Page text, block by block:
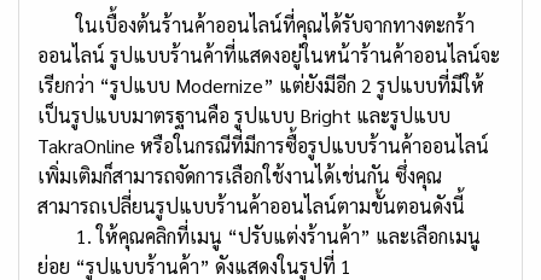
ในเบื้องต้นร้านค้าออนไลน์ที่คุณได้รับจากทางตะกร้า
ออนไลน์ รูปแบบร้านค้าที่แสดงอยู่ในหน้าร้านค้าออนไลน์จะ
เรียกว่า “รูปแบบ Modernize” แต่ยังมีอีก 2 รูปแบบที่มีให้
เป็นรูปแบบมาตรฐานคือ รูปแบบ Bright และรูปแบบ
TakraOnline หรือในกรณีที่มีการซื้อรูปแบบร้านค้าออนไลน์
เพิ่มเติมก็สามารถจัดการเลือกใช้งานได้เช่นกัน ซึ่งคุณ
สามารถเปลี่ยนรูปแบบร้านค้าออนไลน์ตามขั้นตอนดังนี้
1. ให้คุณคลิกที่เมนู “ปรับแต่งร้านค้า” และเลือกเมนู
ย่อย “รูปแบบร้านค้า” ดังแสดงในรูปที่ 1